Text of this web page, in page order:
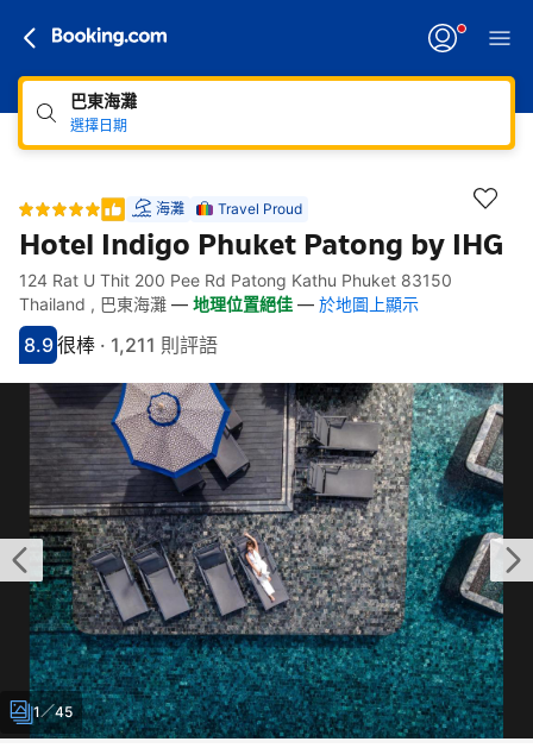
巴東海灘
選擇日期
海灘 Travel Proud
Hotel Indigo Phuket Patong by IHG
快速連結
跳至住宿介紹
跳至熱門設施
跳至客房類型
跳至訂房政策
124 Rat U Thit 200 Pee Rd Patong Kathu Phuket 83150
Thailand , 巴東海灘 — 地理位置絕佳 — 於地圖上顯示
分數8.9分
8.9
評比很棒
很棒 · 1,211 則評語
1／45